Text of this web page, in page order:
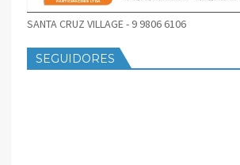
SANTA CRUZ VILLAGE - 9 9806 6106
SEGUIDORES